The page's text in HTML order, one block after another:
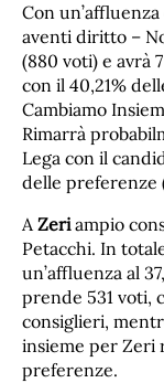
Con un’affluenza
aventi diritto –
(880 voti) e avrà
con il 40,21%
Cambiamo
Rimarrà
Lega con il
delle preferenze
AZeriampio
Petacchi. In
un’affluenza al
prende 531 voti,
consiglieri,
insieme per Zeri
preferenze.